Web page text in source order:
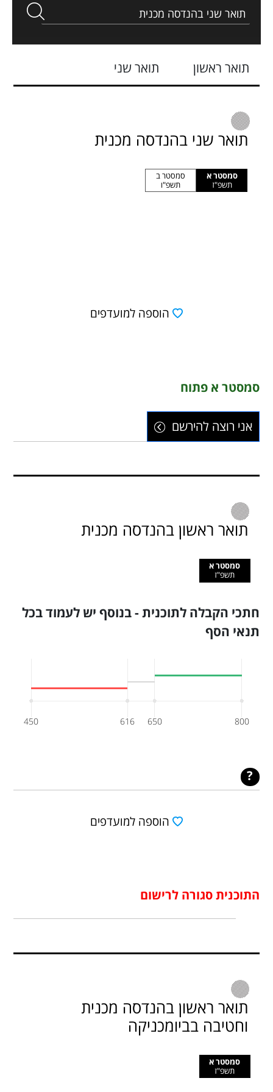
תואר ראשון תואר שני
תואר שני בהנדסה מכנית
סמסטר א
תשפ"ז
סמסטר ב
תשפ"ו
הוספה למועדפים
סמסטר א פתוח
אני רוצה להירשם
תואר ראשון בהנדסה מכנית
סמסטר א
תשפ"ז
חתכי הקבלה לתוכנית - בנוסף יש לעמוד בכל
תנאי הסף
450 616 650 800
הוספה למועדפים
התוכנית סגורה לרישום
תואר ראשון בהנדסה מכנית
וחטיבה בביומכניקה
סמסטר א
תשפ"ז